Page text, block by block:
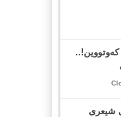
کەوتووین!..
شیعرى